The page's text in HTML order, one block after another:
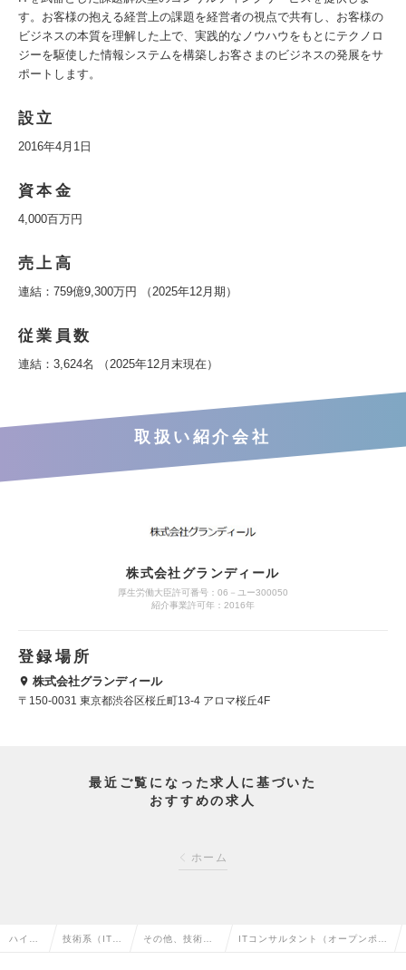
す。お客様の抱える経営上の課題を経営者の視点で共有し、お客様の
ビジネスの本質を理解した上で、実践的なノウハウをもとにテクノロ
ジーを駆使した情報システムを構築しお客さまのビジネスの発展をサ
ポートします。
設立
2016年4月1日
資本金
4,000百万円
売上高
連結：759億9,300万円 （2025年12月期）
従業員数
連結：3,624名 （2025年12月末現在）
取扱い紹介会社
株式会社グランディール
厚生労働大臣許可番号：06－ユー300050
紹介事業許可年：2016年
登録場所
株式会社グランディール
〒150-0031 東京都渋谷区桜丘町13-4 アロマ桜丘4F
最近ご覧になった求人に基づいた
おすすめの求人
ホーム
ハイク 技術系（IT・ その他、技術系 ITコンサルタント（オープンポジ